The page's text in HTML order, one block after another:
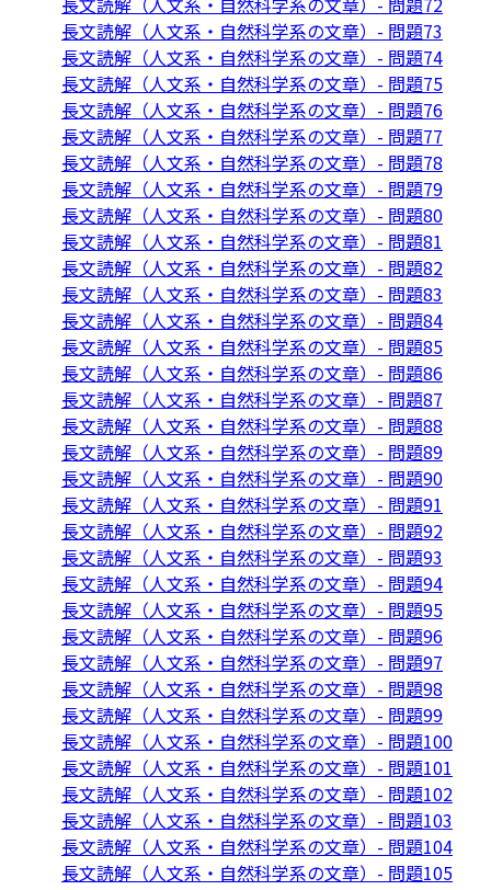
長文読解（人文系・自然科学系の文章）- 問題73
長文読解（人文系・自然科学系の文章）- 問題74
長文読解（人文系・自然科学系の文章）- 問題75
長文読解（人文系・自然科学系の文章）- 問題76
長文読解（人文系・自然科学系の文章）- 問題77
長文読解（人文系・自然科学系の文章）- 問題78
長文読解（人文系・自然科学系の文章）- 問題79
長文読解（人文系・自然科学系の文章）- 問題80
長文読解（人文系・自然科学系の文章）- 問題81
長文読解（人文系・自然科学系の文章）- 問題82
長文読解（人文系・自然科学系の文章）- 問題83
長文読解（人文系・自然科学系の文章）- 問題84
長文読解（人文系・自然科学系の文章）- 問題85
長文読解（人文系・自然科学系の文章）- 問題86
長文読解（人文系・自然科学系の文章）- 問題87
長文読解（人文系・自然科学系の文章）- 問題88
長文読解（人文系・自然科学系の文章）- 問題89
長文読解（人文系・自然科学系の文章）- 問題90
長文読解（人文系・自然科学系の文章）- 問題91
長文読解（人文系・自然科学系の文章）- 問題92
長文読解（人文系・自然科学系の文章）- 問題93
長文読解（人文系・自然科学系の文章）- 問題94
長文読解（人文系・自然科学系の文章）- 問題95
長文読解（人文系・自然科学系の文章）- 問題96
長文読解（人文系・自然科学系の文章）- 問題97
長文読解（人文系・自然科学系の文章）- 問題98
長文読解（人文系・自然科学系の文章）- 問題99
長文読解（人文系・自然科学系の文章）- 問題100
長文読解（人文系・自然科学系の文章）- 問題101
長文読解（人文系・自然科学系の文章）- 問題102
長文読解（人文系・自然科学系の文章）- 問題103
長文読解（人文系・自然科学系の文章）- 問題104
長文読解（人文系・自然科学系の文章）- 問題105